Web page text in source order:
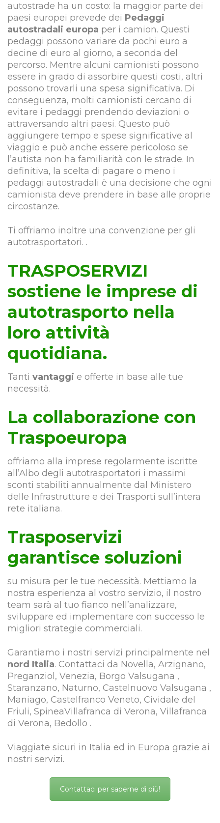
autostrade ha un costo: la maggior parte dei
paesi europei prevede dei Pedaggi
autostradali europa per i camion. Questi
pedaggi possono variare da pochi euro a
decine di euro al giorno, a seconda del
percorso. Mentre alcuni camionisti possono
essere in grado di assorbire questi costi, altri
possono trovarli una spesa significativa. Di
conseguenza, molti camionisti cercano di
evitare i pedaggi prendendo deviazioni o
attraversando altri paesi. Questo può
aggiungere tempo e spese significative al
viaggio e può anche essere pericoloso se
l’autista non ha familiarità con le strade. In
definitiva, la scelta di pagare o meno i
pedaggi autostradali è una decisione che ogni
camionista deve prendere in base alle proprie
circostanze.
Ti offriamo inoltre una convenzione per gli
autotrasportatori. .
TRASPOSERVIZI
sostiene le imprese di
autotrasporto nella
loro attività
quotidiana.
Tanti vantaggi e offerte in base alle tue
necessità.
La collaborazione con
Traspoeuropa
offriamo alla imprese regolarmente iscritte
all’Albo degli autotrasportatori i massimi
sconti stabiliti annualmente dal Ministero
delle Infrastrutture e dei Trasporti sull’intera
rete italiana.
Trasposervizi
garantisce soluzioni
su misura per le tue necessità. Mettiamo la
nostra esperienza al vostro servizio, il nostro
team sarà al tuo fianco nell’analizzare,
sviluppare ed implementare con successo le
migliori strategie commerciali.
Garantiamo i nostri servizi principalmente nel
nord Italia. Contattaci da Novella, Arzignano,
Preganziol, Venezia, Borgo Valsugana ,
Staranzano, Naturno, Castelnuovo Valsugana ,
Maniago, Castelfranco Veneto, Cividale del
Friuli, SpineaVillafranca di Verona, Villafranca
di Verona, Bedollo .
Viaggiate sicuri in Italia ed in Europa grazie ai
nostri servizi.
Contattaci per saperne di più!